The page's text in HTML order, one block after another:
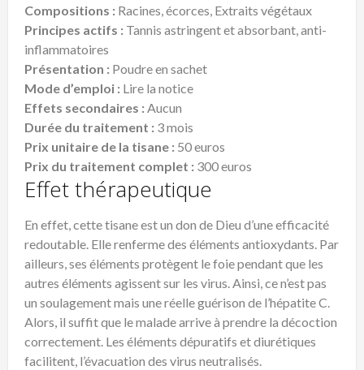
Compositions : Racines, écorces, Extraits végétaux
Principes actifs : Tannis astringent et absorbant, anti-
inflammatoires
Présentation : Poudre en sachet
Mode d’emploi : Lire la notice
Effets secondaires :Aucun
Durée du traitement : 3 mois
Prix unitaire de la tisane : 50 euros
Prix du traitement complet : 300 euros
Effet thérapeutique
En effet, cette tisane est un don de Dieu d’une efficacité
redoutable. Elle renferme des éléments antioxydants. Par
ailleurs, ses éléments protègent le foie pendant que les
autres éléments agissent sur les virus. Ainsi, ce n’est pas
un soulagement mais une réelle guérison de l’hépatite C.
Alors, il suffit que le malade arrive à prendre la décoction
correctement. Les éléments dépuratifs et diurétiques
facilitent, l’évacuation des virus neutralisés.